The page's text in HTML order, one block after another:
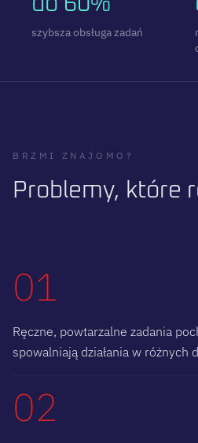
szybsza obsługa zadań
BRZMI ZNAJOMO?
Problemy, które r
01
Ręczne, powtarzalne zadania
spowalniają działania w różnych
02